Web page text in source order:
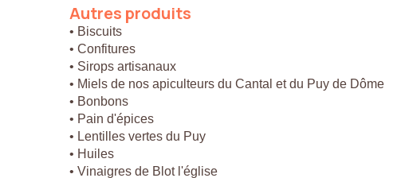
Autres produits
• Biscuits
• Confitures
• Sirops artisanaux
• Miels de nos apiculteurs du Cantal et du Puy de Dôme
• Bonbons
• Pain d'épices
• Lentilles vertes du Puy
• Huiles
• Vinaigres de Blot l'église